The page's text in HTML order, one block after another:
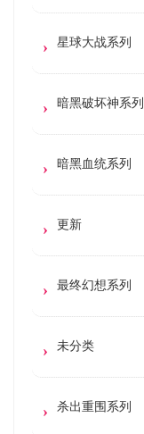
星球大战系列
暗黑破坏神系列
暗黑血统系列
更新
最终幻想系列
未分类
杀出重围系列